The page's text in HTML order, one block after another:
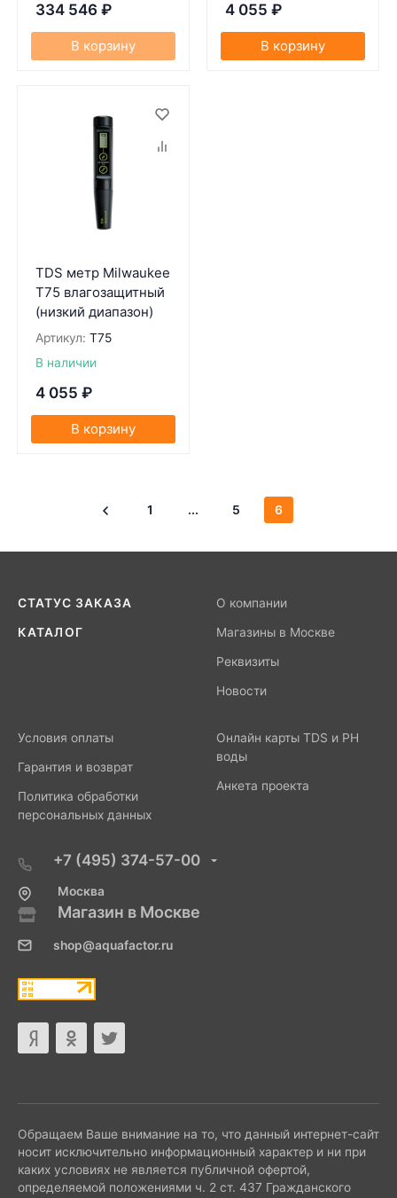
334 546 ₽
В корзину
4 055 ₽
В корзину
TDS метр Milwaukee
T75 влагозащитный
(низкий диапазон)
Артикул: T75
В наличии
4 055 ₽
В корзину
1 ... 5 6
СТАТУС ЗАКАЗА
КАТАЛОГ
О компании
Магазины в Москве
Реквизиты
Новости
Условия оплаты
Гарантия и возврат
Политика обработки
персональных данных
Онлайн карты TDS и PH
воды
Анкета проекта
+7 (495) 374-57-00
Москва
Магазин в Москве
shop@aquafactor.ru
Обращаем Ваше внимание на то, что данный интернет-сайт
носит исключительно информационный характер и ни при
каких условиях не является публичной офертой,
определяемой положениями ч. 2 ст. 437 Гражданского